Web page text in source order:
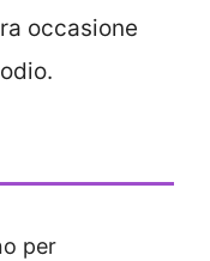
occasione
per